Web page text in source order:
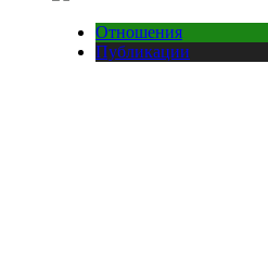
Отношения
Публикации